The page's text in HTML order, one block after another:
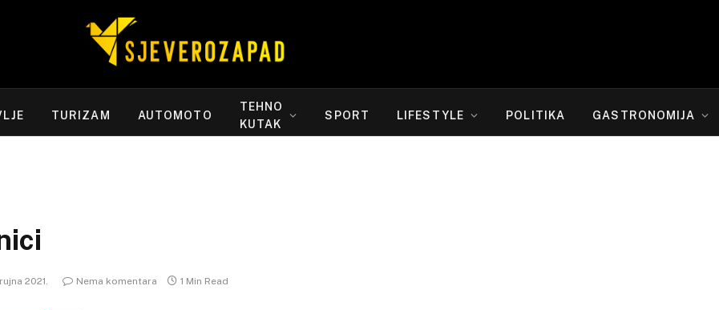
TURIZAM AUTOMOTO
TEHNO
KUTAK
SPORT LIFESTYLE POLITIKA GASTRONOMIJA
2021. Nema komentara 1 Min Read